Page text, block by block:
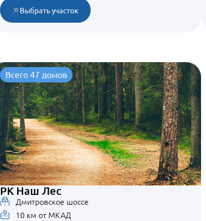
Выбрать участок
Всего 47 домов
РК Наш Лес
Дмитровское шоссе
10 км от МКАД